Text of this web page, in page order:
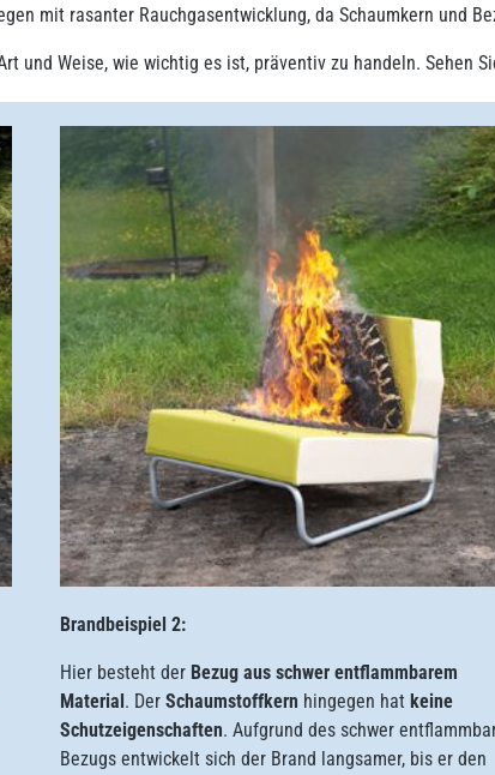
mit rasanter Rauchgasentwicklung, da Schaumkern und
und Weise, wie wichtig es ist, präventiv zu handeln. Sehen
Brandbeispiel 2:
Hier besteht der Bezug aus schwer entflammbarem
Material . Der Schaumstoffkern hingegen hat keine
Schutzeigenschaften. Aufgrund des schwer
Bezugs entwickelt sich der Brand langsamer, bis er den